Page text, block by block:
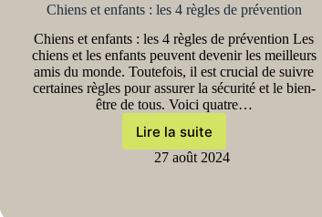
Chiens et enfants : les 4 règles de prévention
Chiens et enfants : les 4 règles de prévention Les
chiens et les enfants peuvent devenir les meilleurs
amis du monde. Toutefois, il est crucial de suivre
certaines règles pour assurer la sécurité et le bien-
être de tous. Voici quatre…
Lire la suite
27 août 2024